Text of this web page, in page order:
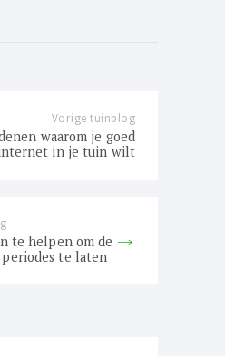
Vorige tuinblog
waarom je goed
in je tuin wilt
post:
te helpen om de
te laten